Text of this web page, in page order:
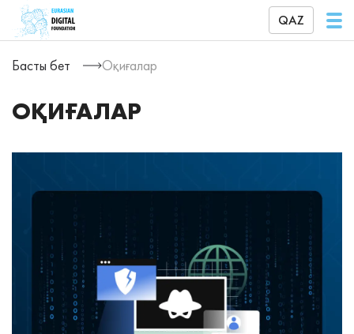
QAZ
Басты бет Оқиғалар
ОҚИҒАЛАР